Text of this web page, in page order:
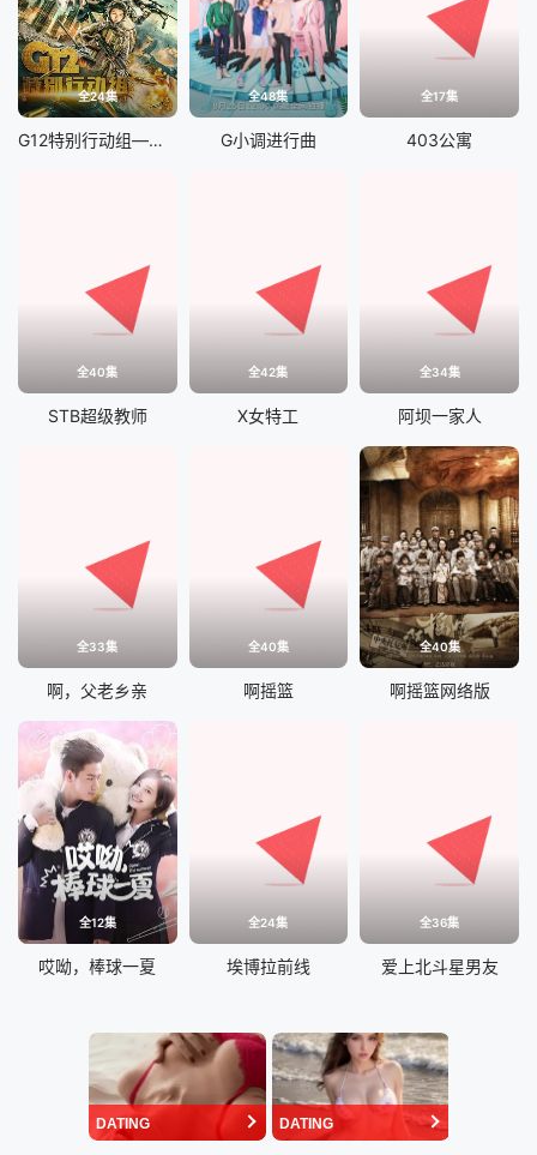
全24集
G12特别行动组——未来战士
全48集
G小调进行曲
全17集
403公寓
全40集
STB超级教师
全42集
X女特工
全34集
阿坝一家人
全33集
啊，父老乡亲
全40集
啊摇篮
全40集
啊摇篮网络版
全12集
哎呦，棒球一夏
全24集
埃博拉前线
全36集
爱上北斗星男友
DATING DATING